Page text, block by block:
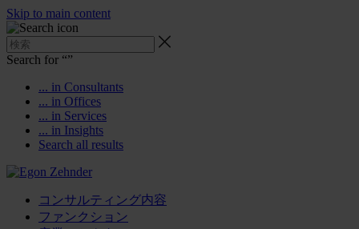
Skip to main content
Search for “”
... in Consultants
... in Offices
... in Services
... in Insights
Search all results
コンサルティング内容
ファンクション